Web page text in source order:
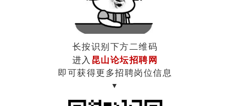
长按识别下方二维码
进入 昆山论坛招聘网
即可获得更多招聘岗位信息
▼